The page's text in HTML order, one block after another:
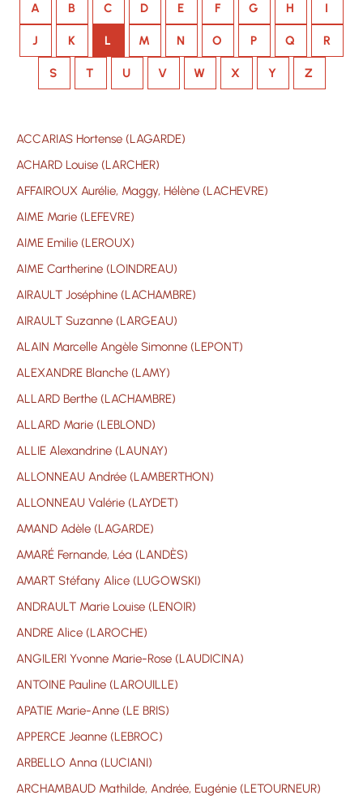
A B C D E F G H I
J K L M N O P Q R
S T U V W X Y Z
ACCARIAS Hortense (LAGARDE)
ACHARD Louise (LARCHER)
AFFAIROUX Aurélie, Maggy, Hélène (LACHEVRE)
AIME Marie (LEFEVRE)
AIME Emilie (LEROUX)
AIME Cartherine (LOINDREAU)
AIRAULT Joséphine (LACHAMBRE)
AIRAULT Suzanne (LARGEAU)
ALAIN Marcelle Angèle Simonne (LEPONT)
ALEXANDRE Blanche (LAMY)
ALLARD Berthe (LACHAMBRE)
ALLARD Marie (LEBLOND)
ALLIE Alexandrine (LAUNAY)
ALLONNEAU Andrée (LAMBERTHON)
ALLONNEAU Valérie (LAYDET)
AMAND Adèle (LAGARDE)
AMARÉ Fernande, Léa (LANDÈS)
AMART Stéfany Alice (LUGOWSKI)
ANDRAULT Marie Louise (LENOIR)
ANDRE Alice (LAROCHE)
ANGILERI Yvonne Marie-Rose (LAUDICINA)
ANTOINE Pauline (LAROUILLE)
APATIE Marie-Anne (LE BRIS)
APPERCE Jeanne (LEBROC)
ARBELLO Anna (LUCIANI)
ARCHAMBAUD Mathilde, Andrée, Eugénie (LETOURNEUR)